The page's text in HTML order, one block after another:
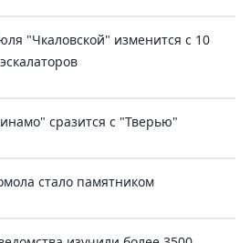
"Чкаловской" изменится с 10
сразится с "Тверью"
стало памятником